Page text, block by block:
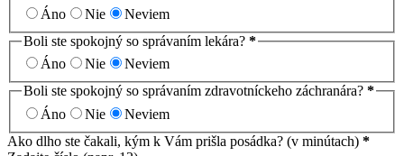
Áno
Nie
Neviem
Boli ste spokojný so správaním lekára? *
Áno
Nie
Neviem
Boli ste spokojný so správaním zdravotníckeho záchranára? *
Áno
Nie
Neviem
Ako dlho ste čakali, kým k Vám prišla posádka? (v minútach) *